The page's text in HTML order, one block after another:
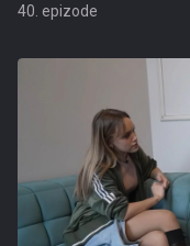
40. epizode